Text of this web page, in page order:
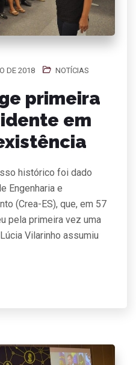
DE 2018 NOTÍCIAS
primeira
em
histórico foi dado
Engenharia e
(Crea-ES), que, em 57
pela primeira vez uma
Vilarinho assumiu